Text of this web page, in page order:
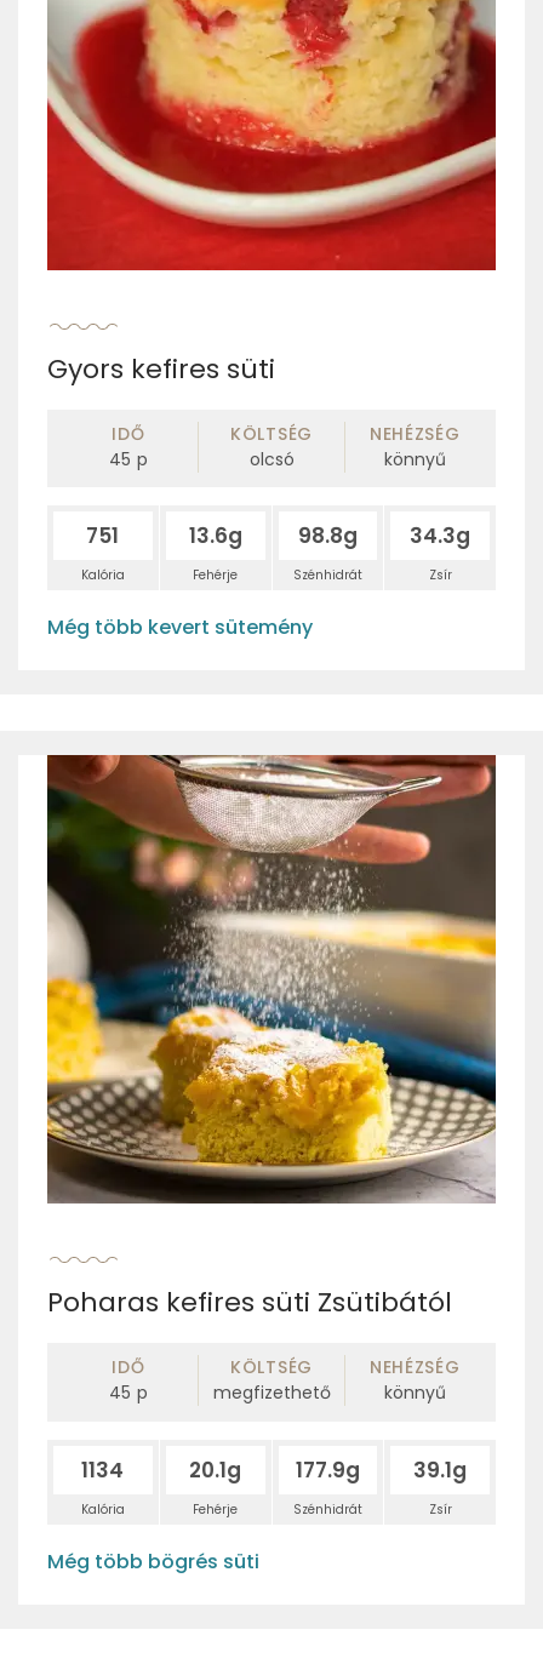
Gyors kefires süti
IDŐ
45 p
KÖLTSÉG
olcsó
NEHÉZSÉG
könnyű
751
Kalória
13.6g
Fehérje
98.8g
Szénhidrát
34.3g
Zsír
Még több kevert sütemény
Poharas kefires süti Zsütibától
IDŐ
45 p
KÖLTSÉG
megfizethető
NEHÉZSÉG
könnyű
1134
Kalória
20.1g
Fehérje
177.9g
Szénhidrát
39.1g
Zsír
Még több bögrés süti